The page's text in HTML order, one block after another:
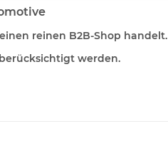
reinen B2B-Shop handelt.
werden.